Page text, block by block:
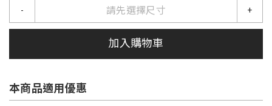
請先選擇尺寸
- +
加入購物車
本商品適用優惠